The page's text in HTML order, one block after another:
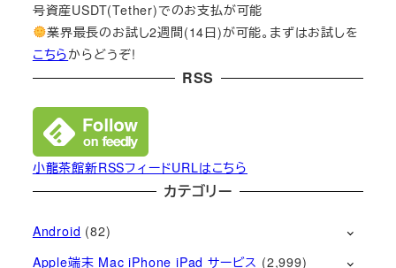
号資産USDT(Tether)でのお支払が可能
業界最長のお試し2週間(14日)が可能。まずはお試しを
こちらからどうぞ!
RSS
小龍茶館新RSSフィードURLはこちら
カテゴリー
Android (82)
Apple端末 Mac iPhone iPad サービス (2,999)